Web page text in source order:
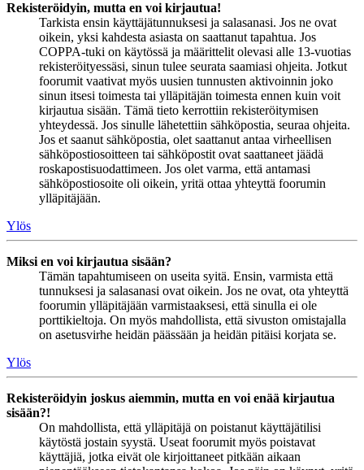
Rekisteröidyin, mutta en voi kirjautua!
Tarkista ensin käyttäjätunnuksesi ja salasanasi. Jos ne ovat
oikein, yksi kahdesta asiasta on saattanut tapahtua. Jos
COPPA-tuki on käytössä ja määrittelit olevasi alle 13-vuotias
rekisteröityessäsi, sinun tulee seurata saamiasi ohjeita. Jotkut
foorumit vaativat myös uusien tunnusten aktivoinnin joko
sinun itsesi toimesta tai ylläpitäjän toimesta ennen kuin voit
kirjautua sisään. Tämä tieto kerrottiin rekisteröitymisen
yhteydessä. Jos sinulle lähetettiin sähköpostia, seuraa ohjeita.
Jos et saanut sähköpostia, olet saattanut antaa virheellisen
sähköpostiosoitteen tai sähköpostit ovat saattaneet jäädä
roskapostisuodattimeen. Jos olet varma, että antamasi
sähköpostiosoite oli oikein, yritä ottaa yhteyttä foorumin
ylläpitäjään.
Ylös
Miksi en voi kirjautua sisään?
Tämän tapahtumiseen on useita syitä. Ensin, varmista että
tunnuksesi ja salasanasi ovat oikein. Jos ne ovat, ota yhteyttä
foorumin ylläpitäjään varmistaaksesi, että sinulla ei ole
porttikieltoja. On myös mahdollista, että sivuston omistajalla
on asetusvirhe heidän päässään ja heidän pitäisi korjata se.
Ylös
Rekisteröidyin joskus aiemmin, mutta en voi enää kirjautua
sisään?!
On mahdollista, että ylläpitäjä on poistanut käyttäjätilisi
käytöstä jostain syystä. Useat foorumit myös poistavat
käyttäjiä, jotka eivät ole kirjoittaneet pitkään aikaan